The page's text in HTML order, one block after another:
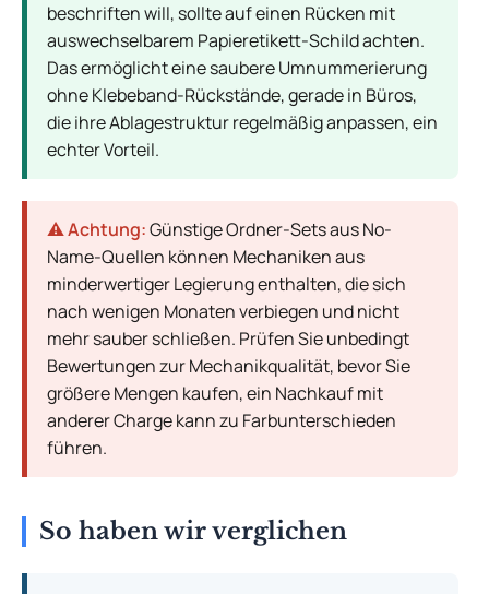
beschriften will, sollte auf einen Rücken mit
auswechselbarem Papieretikett-Schild achten.
Das ermöglicht eine saubere Umnummerierung
ohne Klebeband-Rückstände, gerade in Büros,
die ihre Ablagestruktur regelmäßig anpassen, ein
echter Vorteil.
⚠️ Achtung:Günstige Ordner-Sets aus No-
Name-Quellen können Mechaniken aus
minderwertiger Legierung enthalten, die sich
nach wenigen Monaten verbiegen und nicht
mehr sauber schließen. Prüfen Sie unbedingt
Bewertungen zur Mechanikqualität, bevor Sie
größere Mengen kaufen, ein Nachkauf mit
anderer Charge kann zu Farbunterschieden
führen.
So haben wir verglichen